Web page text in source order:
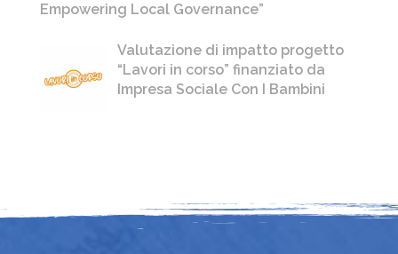
Empowering Local Governance”
Valutazione di impatto progetto
“Lavori in corso” finanziato da
Impresa Sociale Con I Bambini